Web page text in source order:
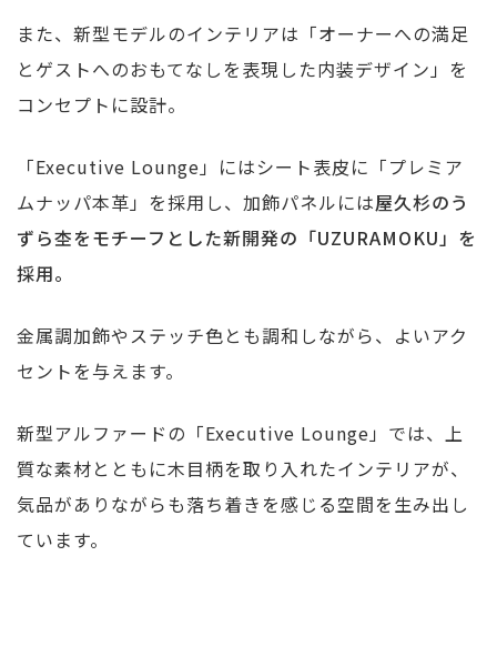
また、新型モデルのインテリアは「オーナーへの満足
とゲストへのおもてなしを表現した内装デザイン」を
コンセプトに設計。
「Executive Lounge」にはシート表皮に「プレミア
ムナッパ本革」を採用し、加飾パネルには屋久杉のう
ずら杢をモチーフとした新開発の「UZURAMOKU」を
採用。
金属調加飾やステッチ色とも調和しながら、よいアク
セントを与えます。
新型アルファードの「Executive Lounge」では、上
質な素材とともに木目柄を取り入れたインテリアが、
気品がありながらも落ち着きを感じる空間を生み出し
ています。